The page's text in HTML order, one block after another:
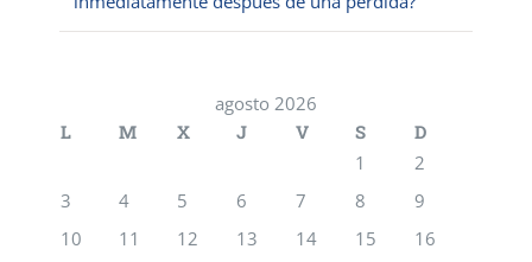
agosto 2026
L
M X J V S
D
1
2
3
4 5 6 7 8
9
10
11 12 13 14 15
16